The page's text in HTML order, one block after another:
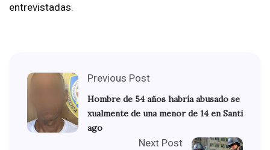
entrevistadas.
Previous Post
Hombre de 54 años habría abusado se
xualmente de una menor de 14 en Santi
ago
Next Post